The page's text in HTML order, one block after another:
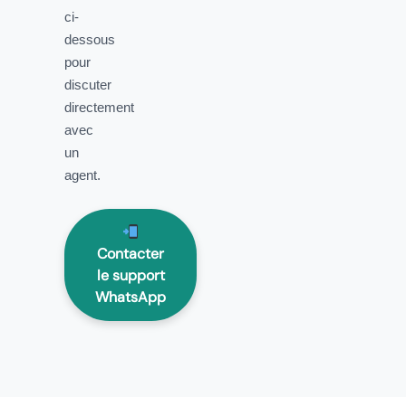
ci-
dessous
pour
discuter
directement
avec
un
agent.
Contacter
le support
WhatsApp